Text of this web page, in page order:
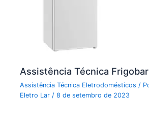
Assistência Técnica Frigobar
Assistência Técnica Eletrodomésticos /
Eletro Lar /8 de setembro de 2023